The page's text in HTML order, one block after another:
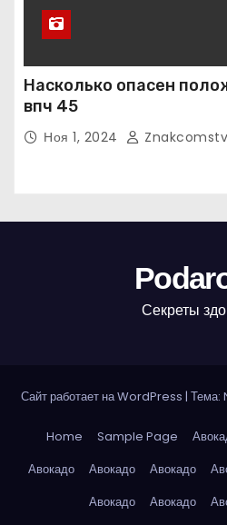
Насколько опасен
впч 45
Ноя 1, 2024
Секреты
Сайт работает на WordPress | Тема:
Home Sample Page
Авокадо
Авокадо Авокадо
Авокадо
Авокадо